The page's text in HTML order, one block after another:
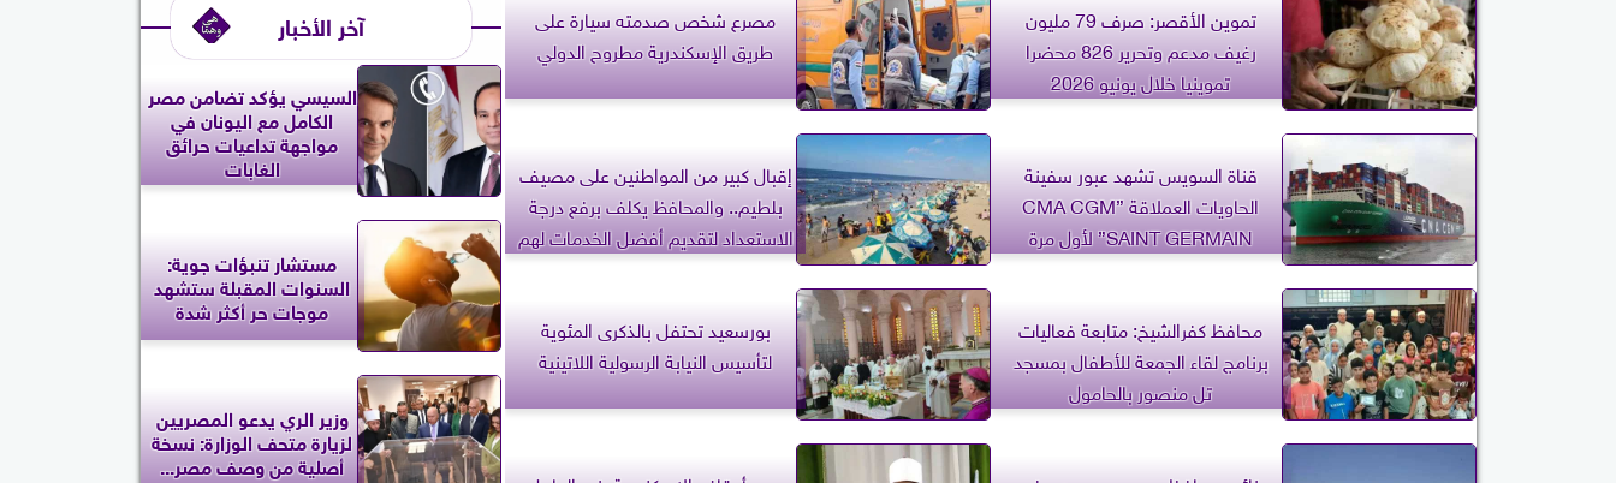
تموين الأقصر: صرف 79 مليون
رغيف مدعم وتحرير 826 محضرا
تموينيا خلال يونيو 2026
مصرع شخص صدمته سيارة على
طريق الإسكندرية مطروح الدولي
قناة السويس تشهد عبور سفينة
الحاويات العملاقة ”CMA CGM
SAINT GERMAIN” لأول مرة
إقبال كبير من المواطنين على مصيف
بلطيم.. والمحافظ يكلف برفع درجة
الاستعداد لتقديم أفضل الخدمات لهم
محافظ كفرالشيخ: متابعة فعاليات
برنامج لقاء الجمعة للأطفال بمسجد
تل منصور بالحامول
بورسعيد تحتفل بالذكرى المئوية
لتأسيس النيابة الرسولية اللاتينية
آخر الأخبار
السيسي يؤكد تضامن مصر
الكامل مع اليونان في
مواجهة تداعيات حرائق
الغابات
مستشار تنبؤات جوية:
السنوات المقبلة ستشهد
موجات حر أكثر شدة
وزير الري يدعو المصريين
لزيارة متحف الوزارة: نسخة
أصلية من وصف مصر...